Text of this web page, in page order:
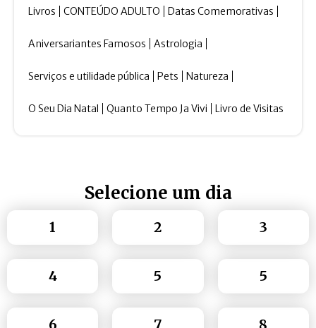
Livros CONTEÚDO ADULTO Datas Comemorativas
Aniversariantes Famosos Astrologia
Serviços e utilidade pública Pets Natureza
O Seu Dia Natal Quanto Tempo Ja Vivi Livro de Visitas
Selecione um dia
1 2 3
4 5 5
6 7 8